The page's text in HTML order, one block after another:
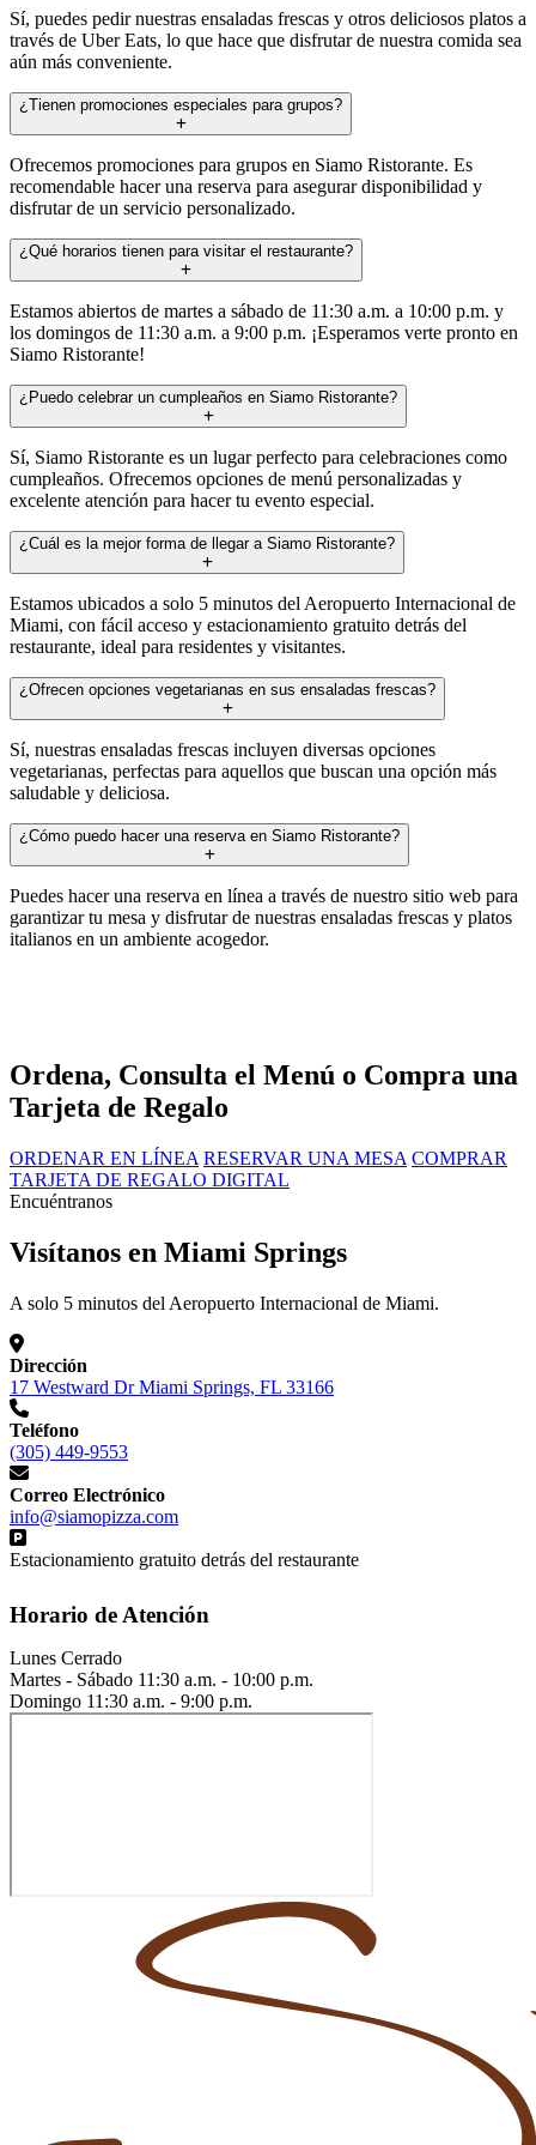
Sí, puedes pedir nuestras ensaladas frescas y otros deliciosos platos a
través de Uber Eats, lo que hace que disfrutar de nuestra comida sea
aún más conveniente.
¿Tienen promociones especiales para grupos?
Ofrecemos promociones para grupos en Siamo Ristorante. Es
recomendable hacer una reserva para asegurar disponibilidad y
disfrutar de un servicio personalizado.
¿Qué horarios tienen para visitar el restaurante?
Estamos abiertos de martes a sábado de 11:30 a.m. a 10:00 p.m. y
los domingos de 11:30 a.m. a 9:00 p.m. ¡Esperamos verte pronto en
Siamo Ristorante!
¿Puedo celebrar un cumpleaños en Siamo Ristorante?
Sí, Siamo Ristorante es un lugar perfecto para celebraciones como
cumpleaños. Ofrecemos opciones de menú personalizadas y
excelente atención para hacer tu evento especial.
¿Cuál es la mejor forma de llegar a Siamo Ristorante?
Estamos ubicados a solo 5 minutos del Aeropuerto Internacional de
Miami, con fácil acceso y estacionamiento gratuito detrás del
restaurante, ideal para residentes y visitantes.
¿Ofrecen opciones vegetarianas en sus ensaladas frescas?
Sí, nuestras ensaladas frescas incluyen diversas opciones
vegetarianas, perfectas para aquellos que buscan una opción más
saludable y deliciosa.
¿Cómo puedo hacer una reserva en Siamo Ristorante?
Puedes hacer una reserva en línea a través de nuestro sitio web para
garantizar tu mesa y disfrutar de nuestras ensaladas frescas y platos
italianos en un ambiente acogedor.
Ordena, Consulta el Menú o Compra una
Tarjeta de Regalo
ORDENAR EN LÍNEA RESERVAR UNA MESA COMPRAR
TARJETA DE REGALO DIGITAL
Encuéntranos
Visítanos en Miami Springs
A solo 5 minutos del Aeropuerto Internacional de Miami.
Dirección
17 Westward Dr Miami Springs, FL 33166
Teléfono
(305) 449-9553
Correo Electrónico
info@siamopizza.com
Estacionamiento gratuito detrás del restaurante
Horario de Atención
Lunes Cerrado
Martes - Sábado 11:30 a.m. - 10:00 p.m.
Domingo 11:30 a.m. - 9:00 p.m.